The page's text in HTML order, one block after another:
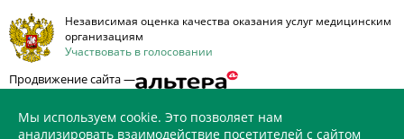
Независимая оценка качества оказания услуг медицинским
организациям
Участвовать в голосовании
Продвижение сайта —
Мы используем cookie. Это позволяет нам
анализировать взаимодействие посетителей с сайтом